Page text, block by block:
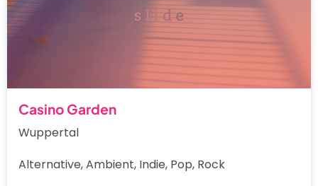
Casino Garden
Wuppertal
Alternative, Ambient, Indie, Pop, Rock